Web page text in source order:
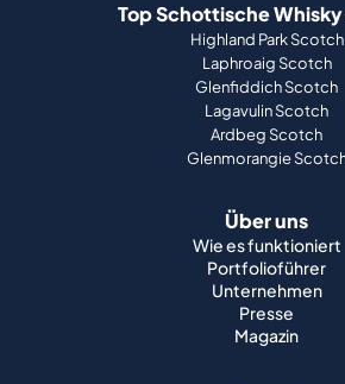
Top Schottische
Highland Park Scotch
Laphroaig Scotch
Glenfiddich Scotch
Lagavulin Scotch
Ardbeg Scotch
Glenmorangie
Über uns
Wie es funktioniert
Portfolioführer
Unternehmen
Presse
Magazin